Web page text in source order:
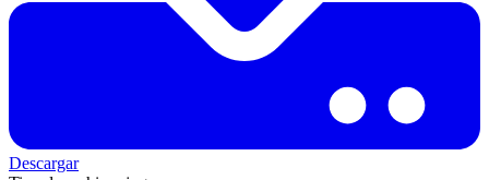
Descargar